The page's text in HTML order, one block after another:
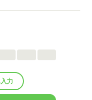
通り）
力